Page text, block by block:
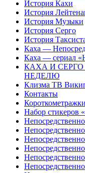
История Кахи
История
История Музыки
История Серго
История
Каха —
Каха — сериал
КАХА И
НЕДЕЛЮ
Клизма ТВ
Контакты
Короткометражки
Набор стикеров